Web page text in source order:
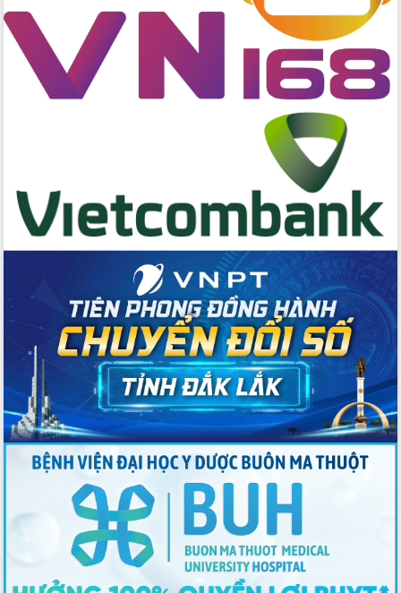
Phát động chiến dịch 30 ngày đêm
giải phóng mặt bằng Tuyến đường bộ
ven biển
Đắk Lắk nỗ lực thúc đẩy tăng trưởng
kinh tế từ 10% trở lên trong Quý
Thứ trưởng Bộ Y tế làm việc với tỉnh
Đắk Lắk về phát triển nhân lực y tế
cho trạm y tế cấp xã
Du lịch Đắk Lắk nâng tầm trải nghiệm
du khách thông qua Hệ thống cơ sở dữ
liệu và Bản đồ số
Tập huấn ứng dụng trí tuệ nhân tạo (AI)
trong thương mại điện tử năm 2026
Đoàn đại biểu Quốc hội tỉnh Đắk Lắk
trao đổi thông tin trước Kỳ họp thứ
nhất, Quốc hội khóa XVI
Quyết liệt cải cách hành chính, khơi
thông nguồn lực phát triển
Nâng cao hiệu lực, hiệu quả HĐND
tỉnh thông qua hiện đại hóa hành chính
Xã Ea Phê gắn cải cách hành chính với
chuyển đổi số
Phó Chủ tịch Thường trực UBND tỉnh
Hồ Thị Nguyên Thảo làm việc tại Trung